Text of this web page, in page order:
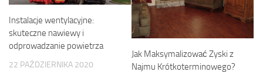
Instalacje wentylacyjne:
skuteczne nawiewy i
odprowadzanie powietrza
22 PAŹDZIERNIKA 2020
Jak Maksymalizować Zyski z
Najmu Krótkoterminowego?